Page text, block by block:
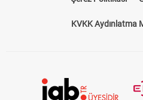
KVKK Aydınlatma